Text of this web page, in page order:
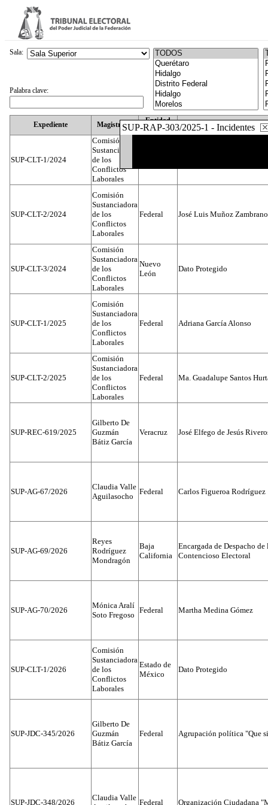
SUP-RAP-303/2025-1 - Incidentes
Expediente Magistrado
Entidad
Federativa
SUP-CLT-1/2024
Comisión
Sustanciadora
de los
Conflictos
Laborales
SUP-CLT-2/2024
Comisión
Sustanciadora
de los
Conflictos
Laborales
Federal José Luis Muñoz Zambrano
SUP-CLT-3/2024
Comisión
Sustanciadora
de los
Conflictos
Laborales
Nuevo
León
Dato Protegido
SUP-CLT-1/2025
Comisión
Sustanciadora
de los
Conflictos
Laborales
Federal Adriana García Alonso
SUP-CLT-2/2025
Comisión
Sustanciadora
de los
Conflictos
Laborales
Federal Ma. Guadalupe Santos
SUP-REC-619/2025
Gilberto De
Guzmán
Bátiz García
Veracruz José Elfego de Jesús
SUP-AG-67/2026
Claudia Valle
Aguilasocho
Federal Carlos Figueroa Rodríguez
SUP-AG-69/2026
Reyes
Rodríguez
Mondragón
Baja
California
Encargada de Despacho
Contencioso Electoral
SUP-AG-70/2026
Mónica Aralí
Soto Fregoso
Federal Martha Medina Gómez
SUP-CLT-1/2026
Comisión
Sustanciadora
de los
Conflictos
Laborales
Estado de
México
Dato Protegido
SUP-JDC-345/2026
Gilberto De
Guzmán
Bátiz García
Federal Agrupación política "Que
SUP-JDC-348/2026
Claudia Valle
Federal Organización Ciudadana
Sala:
Palabra clave: